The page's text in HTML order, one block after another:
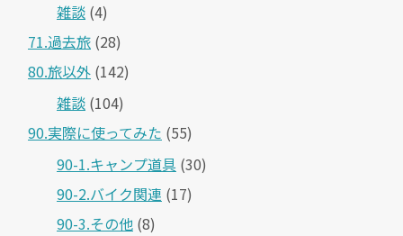
雑談 (4)
71.過去旅 (28)
80.旅以外 (142)
雑談 (104)
90.実際に使ってみた (55)
90-1.キャンプ道具 (30)
90-2.バイク関連 (17)
90-3.その他 (8)